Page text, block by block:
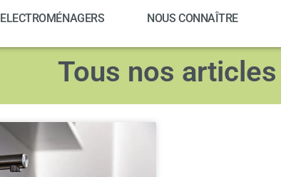
ELECTROMÉNAGERS NOUS CONNAÎTRE
Tous nos articles